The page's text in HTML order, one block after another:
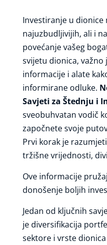
Investiranje u dionice
najuzbudljivijih, ali i
povećanje vašeg
svijetu dionica,
informacije i alate
informirane odluke.
Savjeti za Štednju i
sveobuhvatan vodič
započnete svoje
Prvi korak je
tržišne vrijednosti,
Ove informacije
donošenje boljih
Jedan od ključnih
je diversifikacija
sektore i vrste